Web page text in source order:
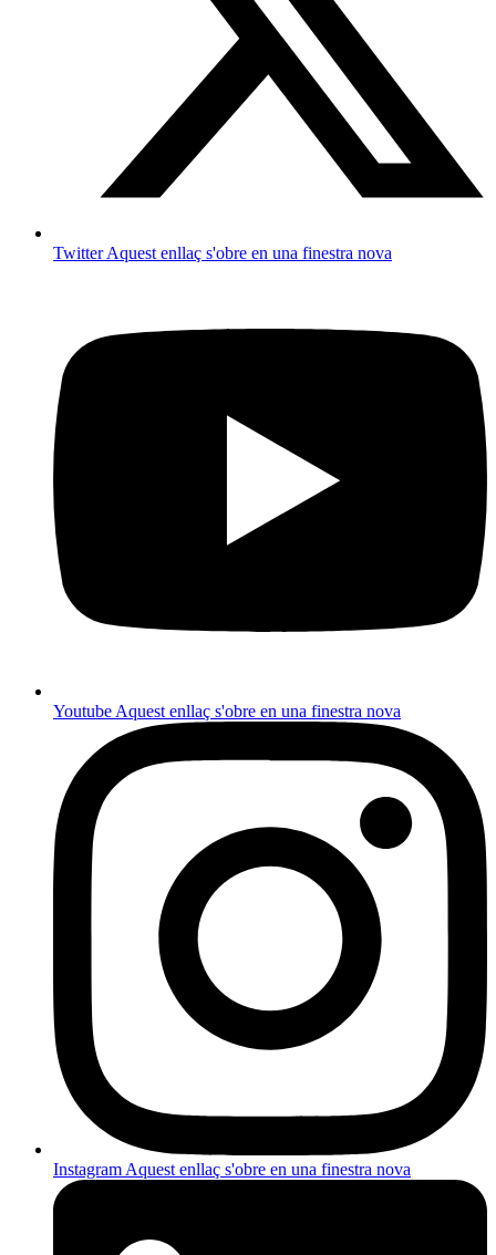
TwitterAquest enllaç s'obre en una finestra nova
YoutubeAquest enllaç s'obre en una finestra nova
InstagramAquest enllaç s'obre en una finestra nova